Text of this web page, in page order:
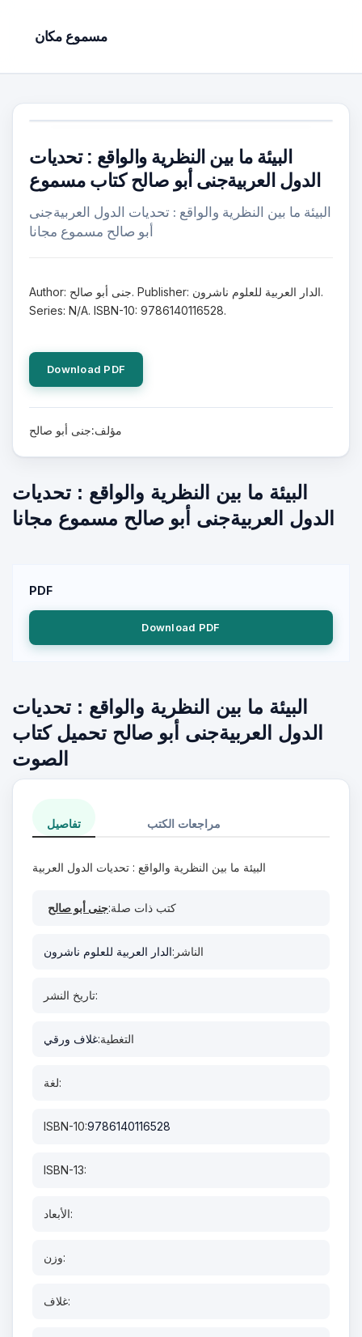
مسموع مكان
البيئة ما بين النظرية والواقع : تحديات
الدول العربيةجنى أبو صالح كتاب مسموع
البيئة ما بين النظرية والواقع : تحديات الدول العربيةجنى
أبو صالح مسموع مجانا
Author: جنى أبو صالح. Publisher: الدار العربية للعلوم ناشرون.
Series: N/A. ISBN-10: 9786140116528.
Download PDF
مؤلف:جنى أبو صالح
البيئة ما بين النظرية والواقع : تحديات
الدول العربيةجنى أبو صالح مسموع مجانا
PDF
Download PDF
البيئة ما بين النظرية والواقع : تحديات
الدول العربيةجنى أبو صالح تحميل كتاب
الصوت
تفاصيل مراجعات الكتب
البيئة ما بين النظرية والواقع : تحديات الدول العربية
كتب ذات صلة:جنى أبو صالح
الناشر:الدار العربية للعلوم ناشرون
تاريخ النشر:
التغطية:غلاف ورقي
لغة:
ISBN-10:9786140116528
ISBN-13:
الأبعاد:
وزن:
غلاف: